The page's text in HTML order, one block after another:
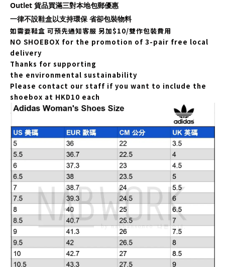
Outlet 貨品買滿三對本地包郵優惠
一律不設鞋盒以支持環保 省卻包裝物料
如需要鞋盒 可預先通知客服 另加$10/雙作包裝費用
NO SHOEBOX for the promotion of 3-pair free local
delivery
Thanks for supporting
the environmental sustainability
Please contact our staff if you want to include the
shoebox at HKD10 each